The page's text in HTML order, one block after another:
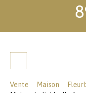
Vente Maison